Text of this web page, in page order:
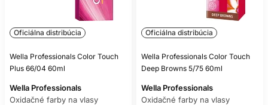
Oficiálna distribúcia
Wella Professionals Color Touch
Plus 66/04 60ml
Wella Professionals
Oxidačné farby na vlasy
Oficiálna distribúcia
Wella Professionals Color Touch
Deep Browns 5/75 60ml
Wella Professionals
Oxidačné farby na vlasy